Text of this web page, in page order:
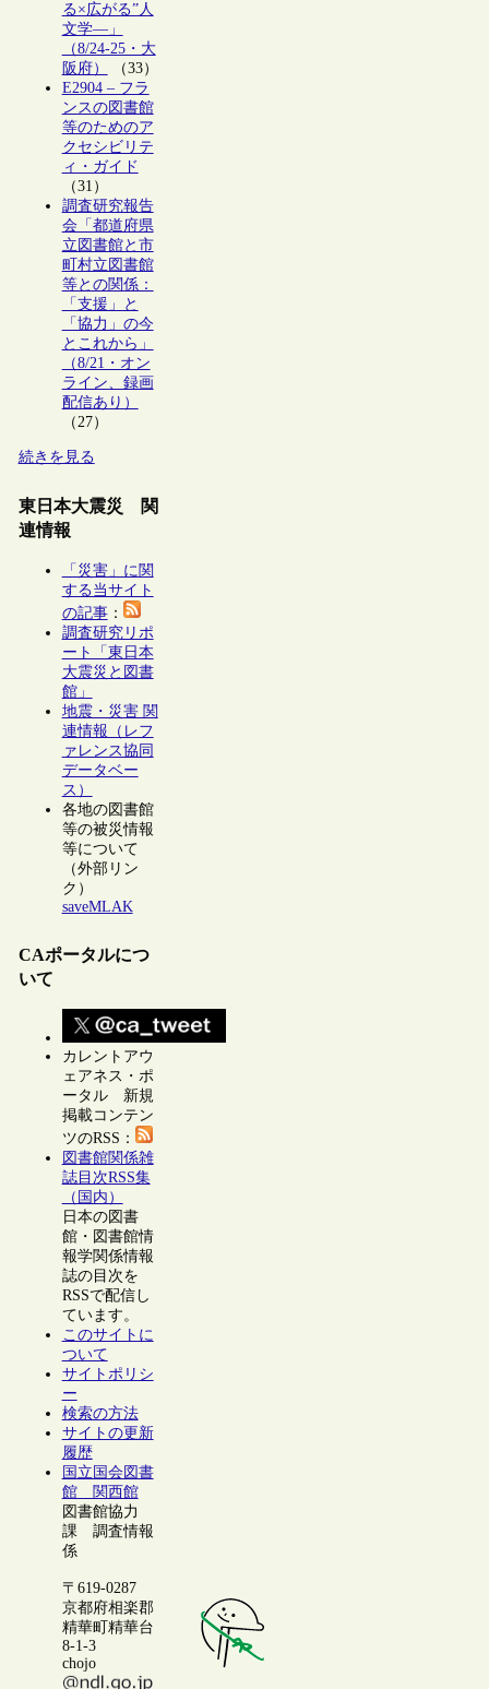
る×広がる”人
文学―」
（8/24-25・大
阪府）
（33）
E2904 – フラ
ンスの図書館
等のためのア
クセシビリテ
ィ・ガイド
（31）
調査研究報告
会「都道府県
立図書館と市
町村立図書館
等との関係：
「支援」と
「協力」の今
とこれから」
（8/21・オン
ライン、録画
配信あり）
（27）
続きを見る
東日本大震災 関
連情報
「災害」に関
する当サイト
の記事：
調査研究リポ
ート「東日本
大震災と図書
館」
地震・災害 関
連情報（レフ
ァレンス協同
データベー
ス）
各地の図書館
等の被災情報
等について
（外部リン
ク）
saveMLAK
CAポータルにつ
いて
カレントアウ
ェアネス・ポ
ータル 新規
掲載コンテン
ツのRSS：
図書館関係雑
誌目次RSS集
（国内）
日本の図書
館・図書館情
報学関係情報
誌の目次を
RSSで配信し
ています。
このサイトに
ついて
サイトポリシ
ー
検索の方法
サイトの更新
履歴
国立国会図書
館 関西館
図書館協力
課 調査情報
係
〒619-0287
京都府相楽郡
精華町精華台
8-1-3
chojo